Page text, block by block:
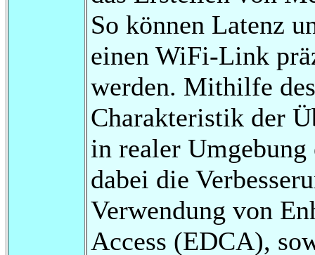
So können Latenz
einen WiFi-Link
werden. Mithilfe
Charakteristik der
in realer
dabei die
Verwendung von
Access (EDCA),